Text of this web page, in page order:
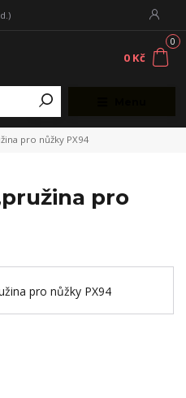
0
0 Kč
pro nůžky PX94
pro